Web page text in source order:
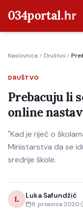
034portal.hr
Crna kronika
Poljoprivreda
Politika
Gospodarstvo
Život
Naslovnica Društvo
DRUŠTVO
Prebacuju li
online
"Kad je riječ o
Ministarstva da se
srednje škole.
L Luka Safundžić
8. prosinca 2020.